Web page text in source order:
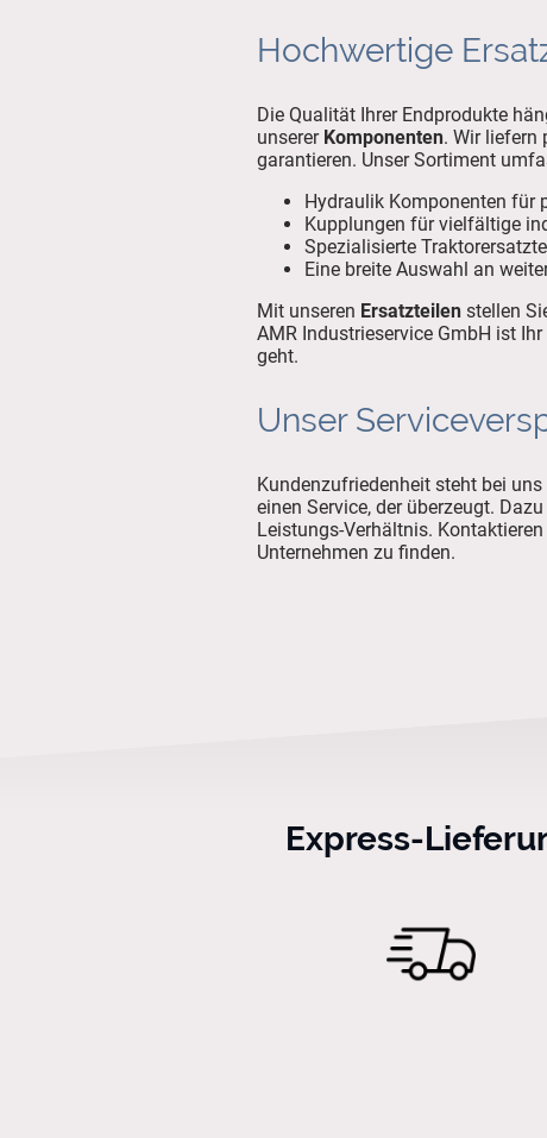
Hochwertige
Die Qualität Ihrer Endprodukte
unserer Komponenten. Wir liefern
garantieren. Unser Sortiment
Hydraulik Komponenten für
Kupplungen für vielfältige
Spezialisierte
Eine breite Auswahl an
Mit unseren Ersatzteilen stellen
AMR Industrieservice GmbH ist
geht.
Unser
Kundenzufriedenheit steht bei
einen Service, der überzeugt.
Leistungs-Verhältnis.
Unternehmen zu finden.
Express-